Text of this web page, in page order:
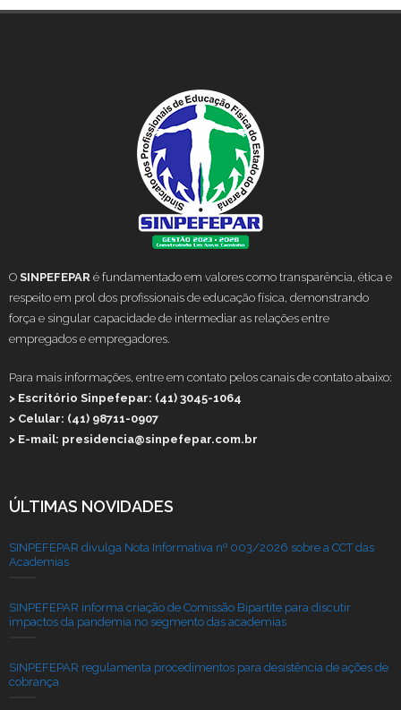
O SINPEFEPAR é fundamentado em valores como transparência, ética e
respeito em prol dos profissionais de educação física, demonstrando
força e singular capacidade de intermediar as relações entre
empregados e empregadores.
Para mais informações, entre em contato pelos canais de contato abaixo:
> Escritório Sinpefepar: (41) 3045-1064
> Celular: (41) 98711-0907
> E-mail: presidencia@sinpefepar.com.br
ÚLTIMAS NOVIDADES
SINPEFEPAR divulga Nota Informativa nº 003/2026 sobre a CCT das
Academias
SINPEFEPAR informa criação de Comissão Bipartite para discutir
impactos da pandemia no segmento das academias
SINPEFEPAR regulamenta procedimentos para desistência de ações de
cobrança